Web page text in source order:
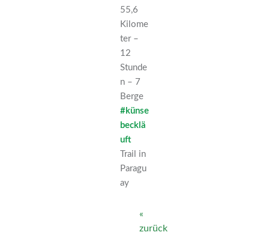
55,6
Kilome
ter –
12
Stunde
n – 7
Berge
#künse
becklä
uft
Trail in
Paragu
ay
«
zurück